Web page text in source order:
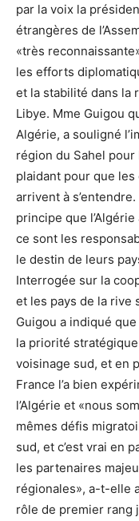
par la voix la
étrangères de
«très
les efforts
et la stabilité dans la
Libye. Mme Guigou
Algérie, a souligné
région du Sahel pour
plaidant pour que
arrivent à
principe que
ce sont les
le destin de leurs
Interrogée sur la
et les pays de la rive
Guigou a indiqué
la priorité
voisinage sud, et en
France l’a bien
l’Algérie et «nous
mêmes défis
sud, et c’est vrai en
les partenaires
régionales», a-t-elle
rôle de premier rang